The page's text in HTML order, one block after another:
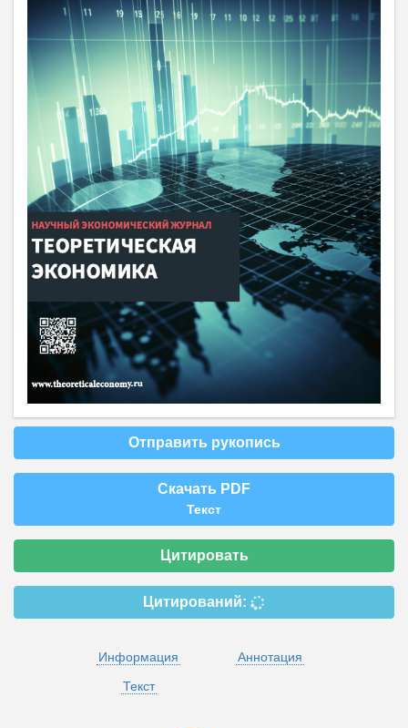
Отправить рукопись
Скачать PDF
Текст
Цитировать
Цитирований:
Информация
Аннотация
Текст